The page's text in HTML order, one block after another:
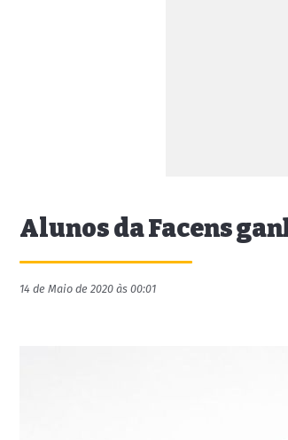
Alunos da Facens
14 de Maio de 2020 às 00:01